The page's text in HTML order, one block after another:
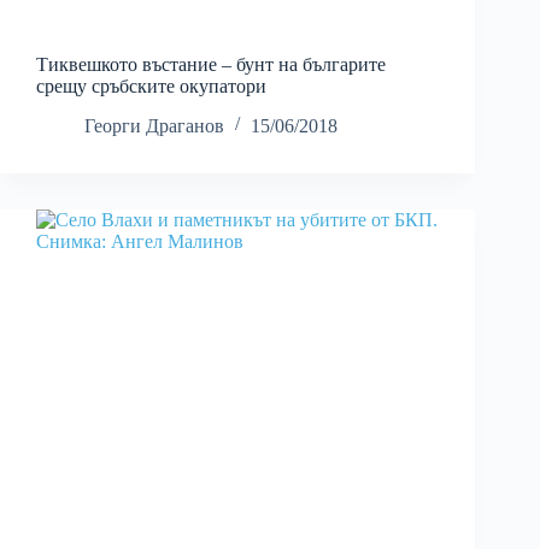
Тиквешкото въстание – бунт на българите
срещу сръбските окупатори
Георги Драганов
15/06/2018